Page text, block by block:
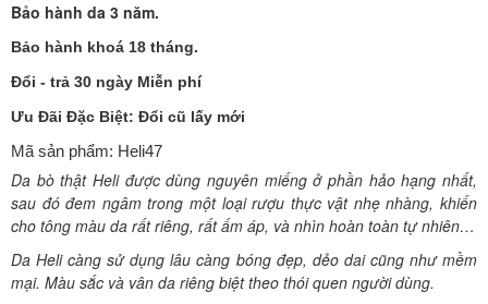
Bảo hành da 3 năm.
Bảo hành khoá 18 tháng.
Đổi - trả 30 ngày Miễn phí
Ưu Đãi Đặc Biệt: Đổi cũ lấy mới
Mã sản phẩm: Heli47
Da bò thật Heli được dùng nguyên miếng ở phần hảo hạng nhất,
sau đó đem ngâm trong một loại rượu thực vật nhẹ nhàng, khiến
cho tông màu da rất riêng, rất ấm áp, và nhìn hoàn toàn tự nhiên…
Da Heli càng sử dụng lâu càng bóng đẹp, dẻo dai cũng như mềm
mại. Màu sắc và vân da riêng biệt theo thói quen người dùng.